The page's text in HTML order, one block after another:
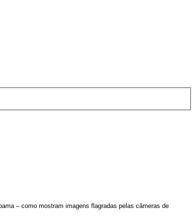
– como mostram imagens flagradas pelas câmeras de